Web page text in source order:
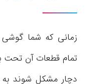
زمانی که شما گوشی
تمام قطعات آن تحت
دچار مشکل شوند